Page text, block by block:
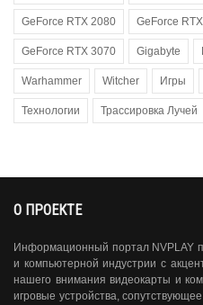
GeForce RTX 2080 GeForce
GeForce RTX 3070 Gigabyte
Warhammer Witcher Игры
Технологии Трассировка Лучей
О ПРОЕКТЕ
Информационный портал NVPLAY
и компьютерной индустрии с
нашего внимания видеокарты и
игровые устройства,